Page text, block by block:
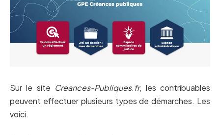
Sur le site Creances-Publiques.fr, les contribuables
peuvent effectuer plusieurs types de démarches. Les
voici.